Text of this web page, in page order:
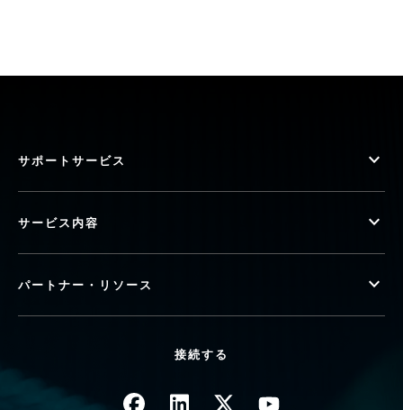
サポートサービス
サービス内容
パートナー・リソース
接続する
画像 画像 画像 画像